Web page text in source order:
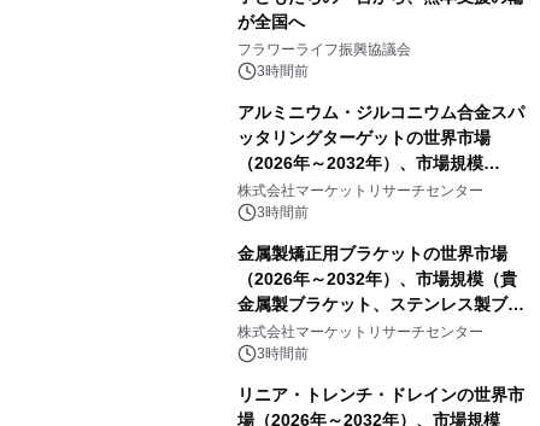
が全国へ
フラワーライフ振興協議会
3時間前
アルミニウム・ジルコニウム合金スパ
ッタリングターゲットの世界市場
（2026年～2032年）、市場規模
（0.995、0.999、その他）・分析レポ
ートを発表
株式会社マーケットリサーチセンター
3時間前
金属製矯正用ブラケットの世界市場
（2026年～2032年）、市場規模（貴
金属製ブラケット、ステンレス製ブラ
ケット、純チタン製ブラケット）・分
析レポートを発表
株式会社マーケットリサーチセンター
3時間前
リニア・トレンチ・ドレインの世界市
場（2026年～2032年）、市場規模